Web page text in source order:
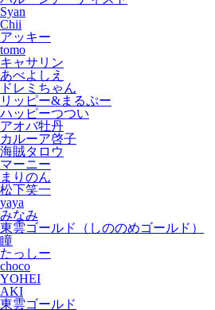
Syan
Chii
アッキー
tomo
キャサリン
あべよしえ
ドレミちゃん
リッピー&まるぷー
ハッピーつつい
アオバ牡丹
カルーア啓子
海賊タロウ
マーニー
まりのん
松下笑一
yaya
みなみ
東雲ゴールド（しののめゴールド）
瞳
たっしー
choco
YOHEI
AKI
東雲ゴールド